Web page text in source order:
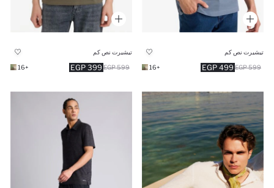
تيشيرت نص كم
499 EGP 599 EGP
+16
تيشيرت نص كم
399 EGP 599 EGP
+16